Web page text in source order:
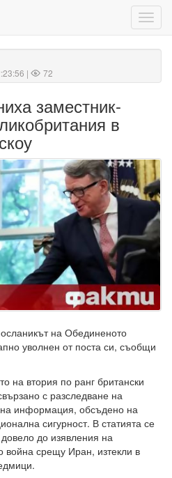
| 72
заместник-
в
на Обединеното
уволнен от поста си, съобщи
на втория по ранг британски
с разследване на
информация, обсъдено на
сигурност. В статията се
до изявления на
война срещу Иран, изтекли в